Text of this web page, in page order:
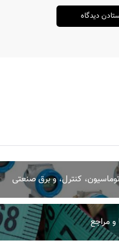
اتوماسیون، کنترل، و برق صنعتی
و مراجع